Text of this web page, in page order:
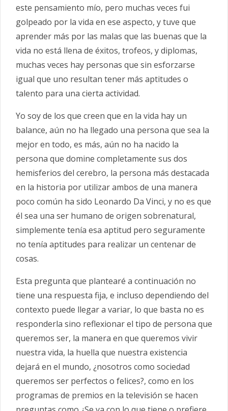
este pensamiento mío, pero muchas veces fui
golpeado por la vida en ese aspecto, y tuve que
aprender más por las malas que las buenas que la
vida no está llena de éxitos, trofeos, y diplomas,
muchas veces hay personas que sin esforzarse
igual que uno resultan tener más aptitudes o
talento para una cierta actividad.
Yo soy de los que creen que en la vida hay un
balance, aún no ha llegado una persona que sea la
mejor en todo, es más, aún no ha nacido la
persona que domine completamente sus dos
hemisferios del cerebro, la persona más destacada
en la historia por utilizar ambos de una manera
poco común ha sido Leonardo Da Vinci, y no es que
él sea una ser humano de origen sobrenatural,
simplemente tenía esa aptitud pero seguramente
no tenía aptitudes para realizar un centenar de
cosas.
Esta pregunta que plantearé a continuación no
tiene una respuesta fija, e incluso dependiendo del
contexto puede llegar a variar, lo que basta no es
responderla sino reflexionar el tipo de persona que
queremos ser, la manera en que queremos vivir
nuestra vida, la huella que nuestra existencia
dejará en el mundo, ¿nosotros como sociedad
queremos ser perfectos o felices?, como en los
programas de premios en la televisión se hacen